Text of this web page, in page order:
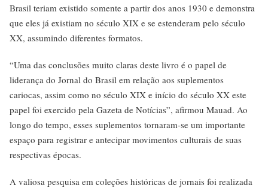
Brasil teriam existido somente a partir dos anos 1930 e demonstra
que eles já existiam no século XIX e se estenderam pelo século
XX, assumindo diferentes formatos.
“Uma das conclusões muito claras deste livro é o papel de
liderança do Jornal do Brasil em relação aos suplementos
cariocas, assim como no século XIX e início do século XX este
papel foi exercido pela Gazeta de Notícias”, afirmou Mauad. Ao
longo do tempo, esses suplementos tornaram-se um importante
espaço para registrar e antecipar movimentos culturais de suas
respectivas épocas.
A valiosa pesquisa em coleções históricas de jornais foi realizada